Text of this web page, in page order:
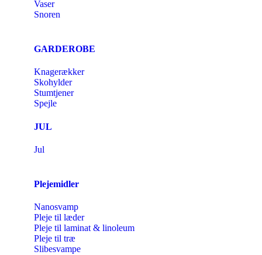
Vaser
Snoren
GARDEROBE
Knagerækker
Skohylder
Stumtjener
Spejle
JUL
Jul
Plejemidler
Nanosvamp
Pleje til læder
Pleje til laminat & linoleum
Pleje til træ
Slibesvampe